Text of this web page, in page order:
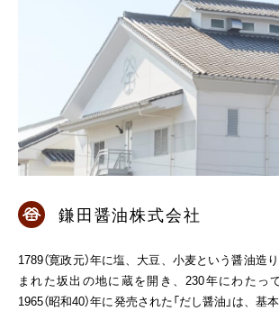
鎌田醤油株式会社
1789（寛政元）年に塩、大豆、小麦という醤油造
まれた坂出の地に蔵を開き、230年にわたっ
1965（昭和40）年に発売された「だし醤油」は、基